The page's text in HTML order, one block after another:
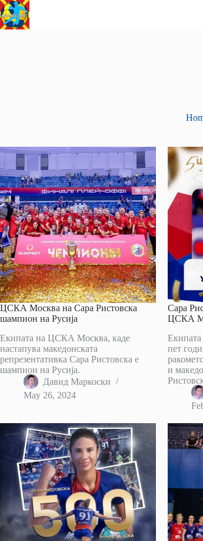
Skip
to
content
ЦСКА Москва на Сара Ристовска
шампион на Русија
Екипата на ЦСКА Москва, каде
настапува македонската
репрезентативка Сара Ристовска е
шампион на Русија.
Давид Маркоски
May 26, 2024
Сара
ЦСКА
пет
и